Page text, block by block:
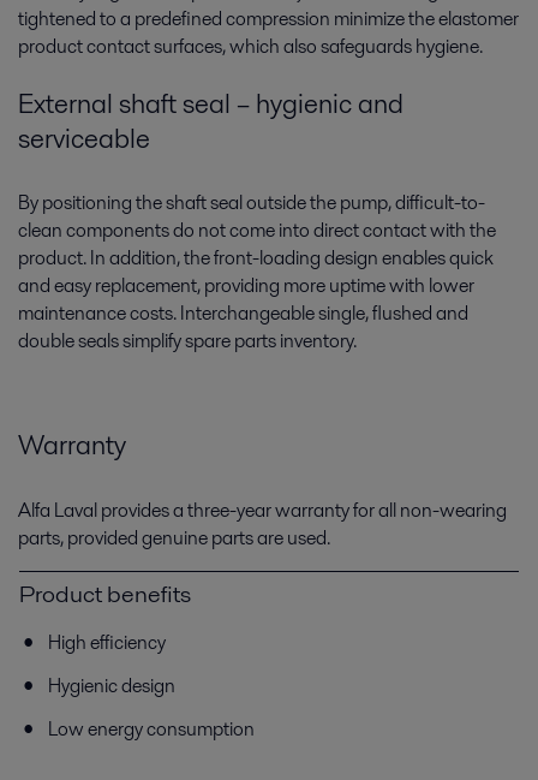
tightened to a predefined compression minimize the elastomer
product contact surfaces, which also safeguards hygiene.
External shaft seal – hygienic and
serviceable
By positioning the shaft seal outside the pump, difficult-to-
clean components do not come into direct contact with the
product. In addition, the front-loading design enables quick
and easy replacement, providing more uptime with lower
maintenance costs. Interchangeable single, flushed and
double seals simplify spare parts inventory.
Warranty
Alfa Laval provides a three-year warranty for all non-wearing
parts, provided genuine parts are used.
Product benefits
High efficiency
Hygienic design
Low energy consumption